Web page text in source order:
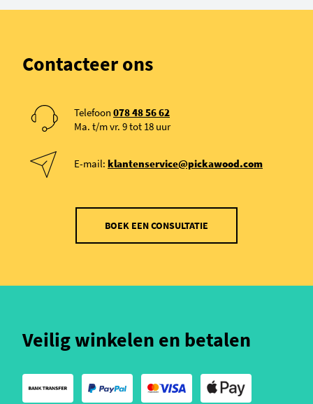
Contacteer ons
Telefoon 078 48 56 62
Ma. t/m vr. 9 tot 18 uur
E-mail: klantenservice@pickawood.com
BOEK EEN CONSULTATIE
Veilig winkelen en betalen